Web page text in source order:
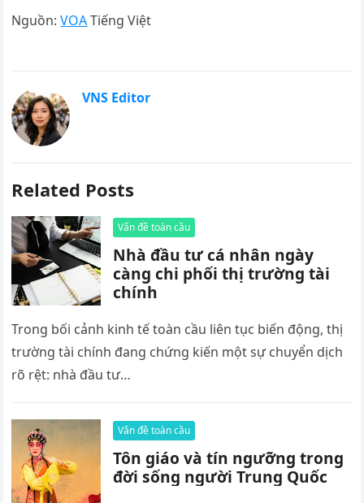
Nguồn:VOATiếng Việt
VNS Editor
Related Posts
Vấn đề toàn cầu
Nhà đầu tư cá nhân ngày
càng chi phối thị trường tài
chính
Trong bối cảnh kinh tế toàn cầu liên tục biến động, thị
trường tài chính đang chứng kiến một sự chuyển dịch
rõ rệt: nhà đầu tư…
Vấn đề toàn cầu
Tôn giáo và tín ngưỡng trong
đời sống người Trung Quốc